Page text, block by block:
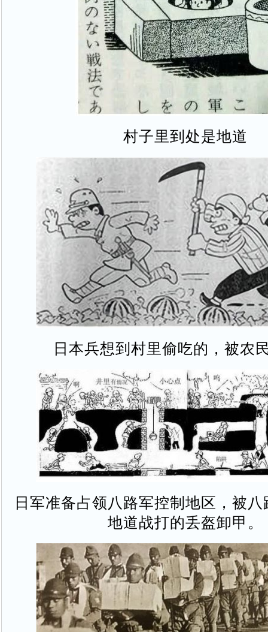
村子里到处是地道
日本兵想到村里偷吃的，被农
日军准备占领八路军控制地区，被
地道战打的丢盔卸甲。